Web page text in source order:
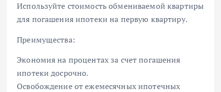
Используйте стоимость обмениваемой квартиры
для погашения ипотеки на первую квартиру.
Преимущества:
Экономия на процентах за счет погашения
ипотеки досрочно.
Освобождение от ежемесячных ипотечных